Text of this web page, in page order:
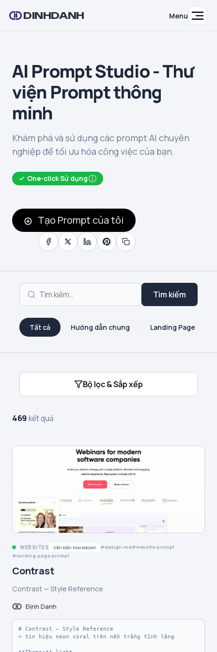
DINHDANH Menu
AI Prompt Studio - Thư
viện Prompt thông
minh
Khám phá và sử dụng các prompt AI chuyên
nghiệp để tối ưu hóa công việc của bạn.
One-click Sử dụng
Tạo Prompt của tôi
Tìm kiếm
Tất cả Hướng dẫn chung Landing Page
Bộ lọc & Sắp xếp
469kết quả
WEBSITES Văn bản Markdown design-md
website-prompt
landing-page-prompt
Contrast
Contrast — Style Reference
Định Danh
# Contrast — Style Reference
> tín hiệu neon coral trên nền trắng tĩnh lặng